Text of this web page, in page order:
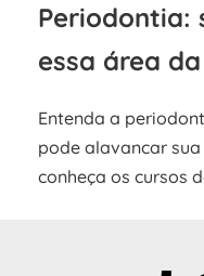
Periodontia:
essa área
Entenda a
pode alavancar
conheça os cursos